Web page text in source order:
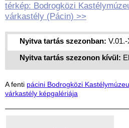
térkép: Bodrogközi
várkastély (Pácin) >>
Nyitva tartás szezonban:
Nyitva tartás szezonon kívül:
A fenti pácini Bodrogközi
várkastély képgalériája